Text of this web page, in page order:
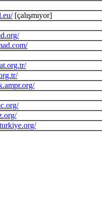
[çalışmıyor]